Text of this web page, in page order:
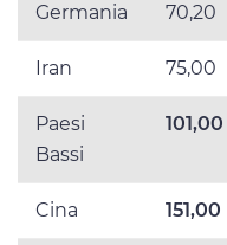
Germania 70,20
Iran 75,00
Paesi
Bassi
101,00
Cina 151,00